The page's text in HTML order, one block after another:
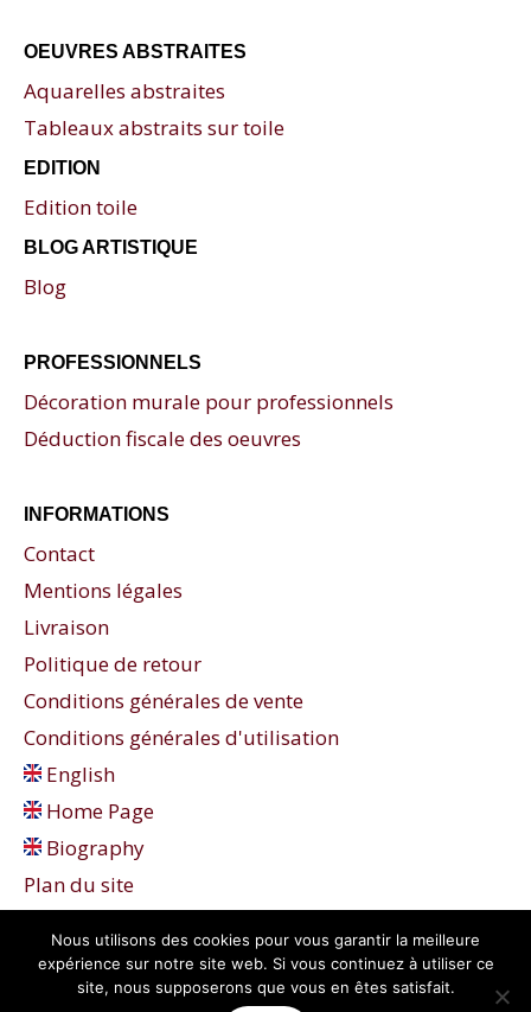
OEUVRES ABSTRAITES
Aquarelles abstraites
Tableaux abstraits sur toile
EDITION
Edition toile
BLOG ARTISTIQUE
Blog
PROFESSIONNELS
Décoration murale pour professionnels
Déduction fiscale des oeuvres
INFORMATIONS
Contact
Mentions légales
Livraison
Politique de retour
Conditions générales de vente
Conditions générales d'utilisation
English
Home Page
Biography
Plan du site
Nous utilisons des cookies pour vous garantir la meilleure
expérience sur notre site web. Si vous continuez à utiliser ce
site, nous supposerons que vous en êtes satisfait.